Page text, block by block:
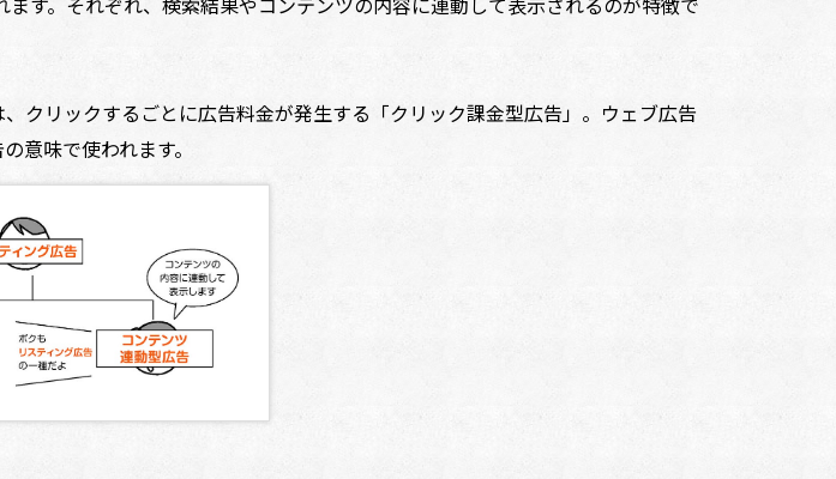
クリックするごとに広告料金が発生する「クリック課金型広告」。ウェブ広告
意味で使われます。